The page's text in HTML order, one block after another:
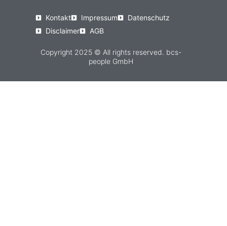
Kontakt Impressum
Datenschutz
Disclaimer
AGB
Copyright 2025 © All rights reserved. bcs-
people GmbH